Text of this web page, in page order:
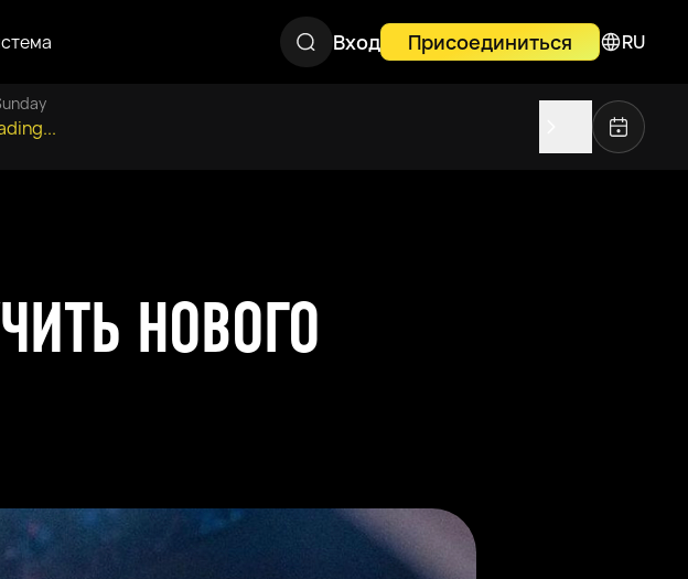
Вход Присоединиться RU
НОВОГО